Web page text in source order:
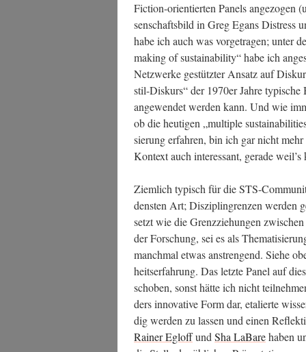
Fic­tion-ori­en­tier­ten Panels ange­zo­gen
sen­schafts­bild in Greg Egans Distress
habe ich auch was vor­ge­tra­gen; unter
making of sus­taina­bi­li­ty“ habe ich
Netz­wer­ke gestütz­ter Ansatz auf
stil-Dis­kurs“ der 1970er Jah­re
ange­wen­det wer­den kann. Und wie
ob die heu­ti­gen „mul­ti­ple
sie­rung erfah­ren, bin ich gar nicht
Kon­text auch inter­es­sant, gera­de
Ziem­lich typisch für die STS-
dens­ten Art; Dis­zi­plin­gren­zen wer­den
setzt wie die Grenz­zie­hun­gen
der For­schung, sei es als
manch­mal etwas anstren­gend. Sie­he
heits­er­fah­rung. Das letz­te Panel auf
scho­ben, sonst hät­te ich nicht
ders inno­va­ti­ve Form dar, eta­lier­te
dig wer­den zu las­sen und einen
Rai­ner Egloffund Sha LaBa­rehaben